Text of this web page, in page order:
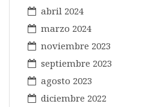
abril 2024
marzo 2024
noviembre 2023
septiembre 2023
agosto 2023
diciembre 2022